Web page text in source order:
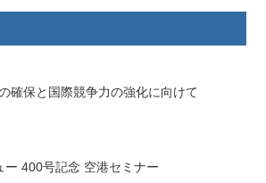
確保と国際競争力の強化に向けて
400号記念 空港セミナー